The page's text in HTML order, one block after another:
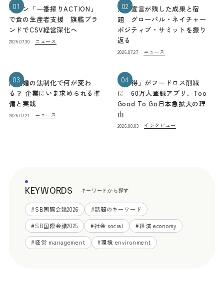
01
キリン「一番搾りACTION」
で食の生産者支援 旗艦ブラ
ンドでCSV経営深化へ
2026.07.30 ニュース
02
熊本宣言が残した成果と宿
題 グローバル・ネイチャー
ポジティブ・サミットを振り
返る
2026.07.27 ニュース
03
同性婚の法制化で何が変わ
る？ 企業にいま求められる準
備と実践
2026.07.21 ニュース
04
「お得」がフードロス削減
に 60万人登録アプリ、Too
Good To Go日本急拡大の理
由
2026.08.03 インタビュー
KEYWORDS キーワードから探す
#SB国際会議2026 #話題のキーワード
#SB国際会議2025 #社会 social #経済 economy
#経営 management #環境 environment